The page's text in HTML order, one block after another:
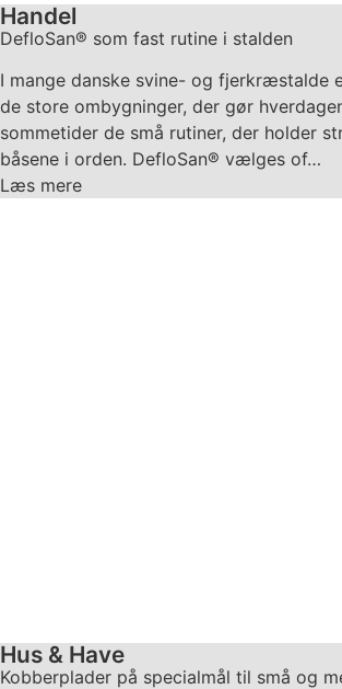
Handel
DefloSan® som fast rutine i stalden
I mange danske svine- og fjerkræstalde
de store ombygninger, der gør
sommetider de små rutiner, der holder
båsene i orden. DefloSan® vælges of…
Læs mere
Hus & Have
Kobberplader på specialmål til små og